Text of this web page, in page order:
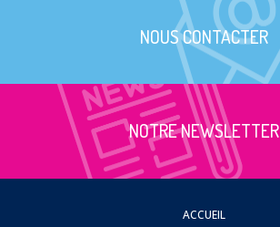
NOUS CONTACTER
NOTRE NEWSLETTER
ACCUEIL